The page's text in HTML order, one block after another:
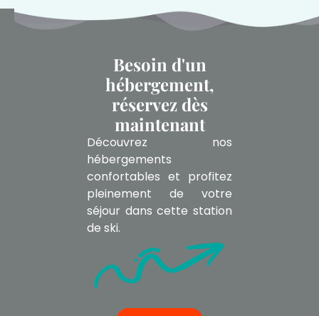
Besoin d'un
hébergement,
réservez dès
maintenant
Découvrez nos
hébergements
confortables et profitez
pleinement de votre
séjour dans cette station
de ski.